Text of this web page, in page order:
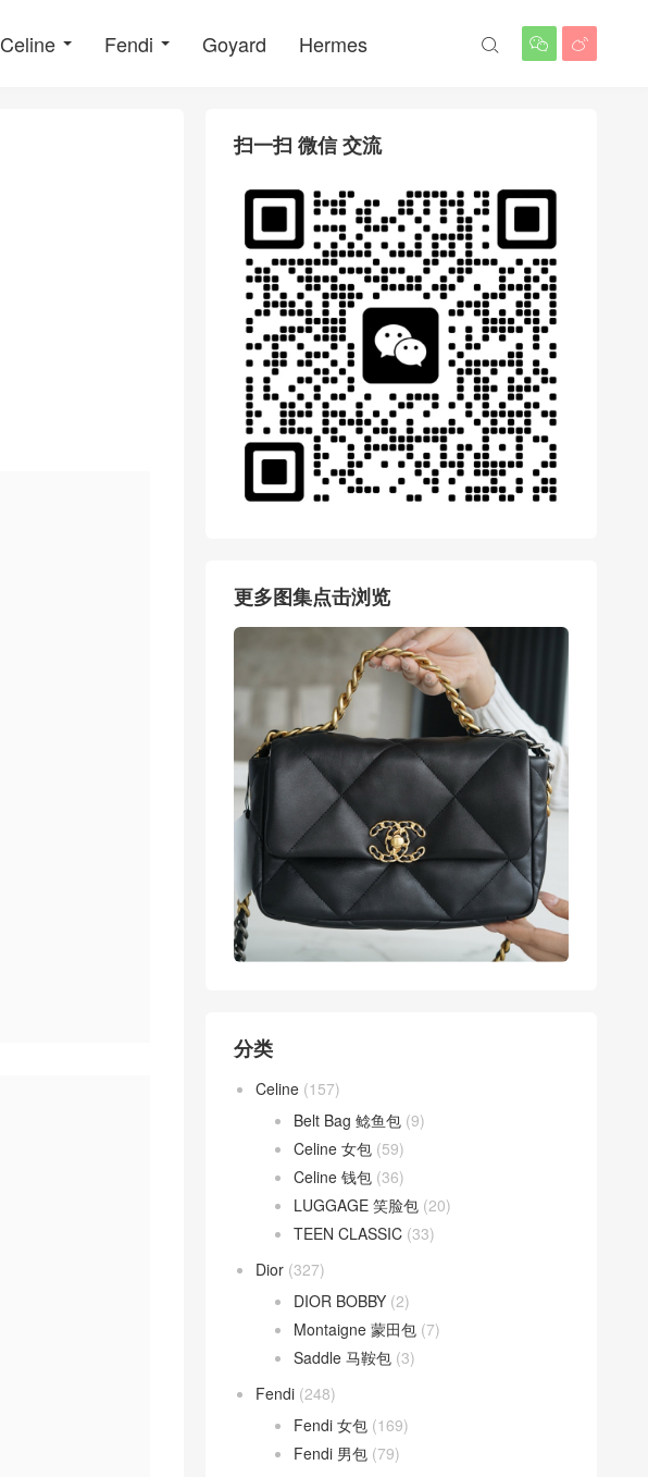
Celine Fendi Goyard Hermes  

扫一扫 微信 交流
更多图集点击浏览
分类
Celine (157)
Belt Bag 鲶鱼包 (9)
Celine 女包 (59)
Celine 钱包 (36)
LUGGAGE 笑脸包 (20)
TEEN CLASSIC (33)
Dior (327)
DIOR BOBBY (2)
Montaigne 蒙田包 (7)
Saddle 马鞍包 (3)
Fendi (248)
Fendi 女包 (169)
Fendi 男包 (79)